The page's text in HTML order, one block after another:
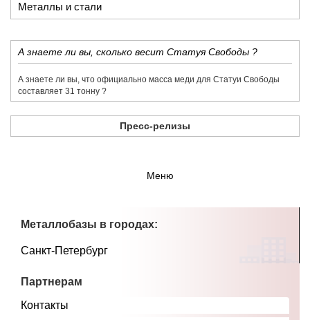
Металлы и стали
​А знаете ли вы, сколько весит Статуя Свободы ?
​А знаете ли вы, что официально масса меди для Статуи Свободы
составляет 31 тонну ?
Пресс-релизы
Меню
Металлобазы в городах:
Санкт-Петербург
Партнерам
Контакты